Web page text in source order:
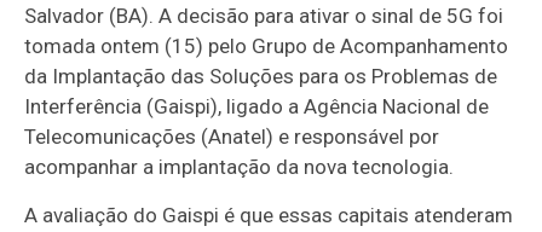
Salvador (BA). A decisão para ativar o sinal de 5G foi
tomada ontem (15) pelo Grupo de Acompanhamento
da Implantação das Soluções para os Problemas de
Interferência (Gaispi), ligado a Agência Nacional de
Telecomunicações (Anatel) e responsável por
acompanhar a implantação da nova tecnologia.
A avaliação do Gaispi é que essas capitais atenderam